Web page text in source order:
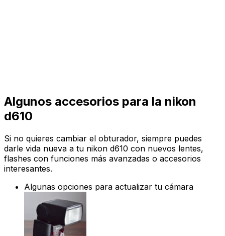
Algunos accesorios para la nikon
d610
Si no quieres cambiar el obturador, siempre puedes
darle vida nueva a tu nikon d610 con nuevos lentes,
flashes con funciones más avanzadas o accesorios
interesantes.
Algunas opciones para actualizar tu cámara